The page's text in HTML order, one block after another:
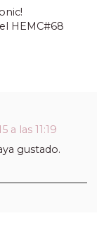
HEMC#68
a las 11:19
gustado.